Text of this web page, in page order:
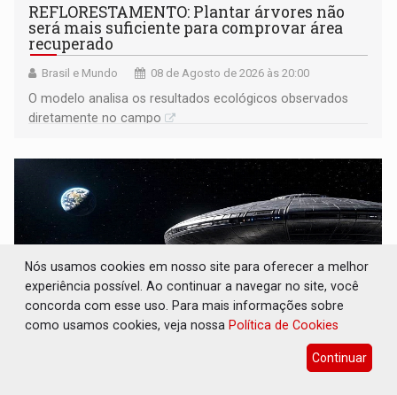
REFLORESTAMENTO: Plantar árvores não
será mais suficiente para comprovar área
recuperado
Brasil e Mundo 08 de Agosto de 2026 às 20:00
O modelo analisa os resultados ecológicos observados
diretamente no campo
OVNIS NA LUA: Cientistas alertam para
Nós usamos cookies em nosso site para oferecer a melhor
experiência possível. Ao continuar a navegar no site, você
concorda com esse uso. Para mais informações sobre
como usamos cookies, veja nossa Política de Cookies
Continuar